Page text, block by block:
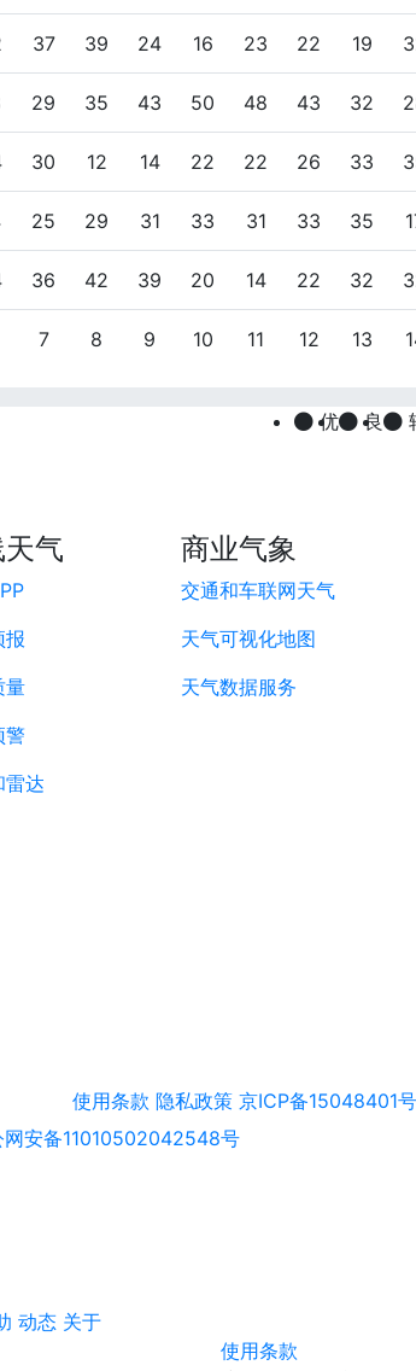
37 39 24 16 23 22 19
29 35 43 50 48 43 32
30 12 14 22 22 26 33
25 29 31 33 31 33 35
36 42 39 20 14 22 32
7 8 9 10 11 12 13
优 良
气
报
量
警
雷达
商业气象
交通和车联网天气
天气可视化地图
天气数据服务
使用条款 隐私政策 京ICP备15048401
网安备11010502042548号
动态 关于
使用条款